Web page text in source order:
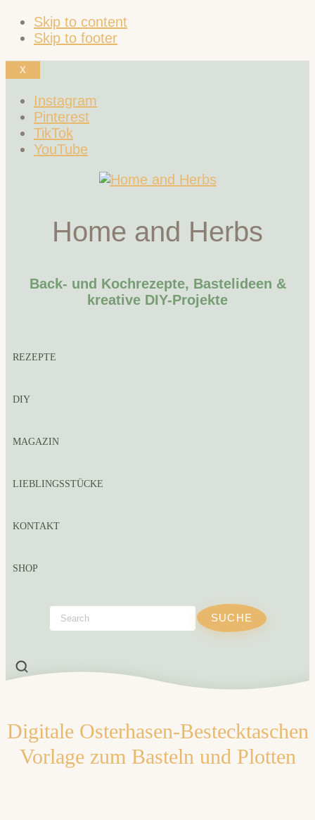
Skip to content
Skip to footer
X
Instagram
Pinterest
TikTok
YouTube
Home and Herbs
Back- und Kochrezepte, Bastelideen &
kreative DIY-Projekte
REZEPTE
DIY
MAGAZIN
LIEBLINGSSTÜCKE
KONTAKT
SHOP
Digitale Osterhasen-Bestecktaschen
Vorlage zum Basteln und Plotten